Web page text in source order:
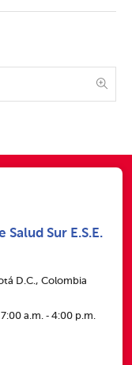
Sur E.S.E.
D.C., Colombia
a.m. ‑ 4:00 p.m.